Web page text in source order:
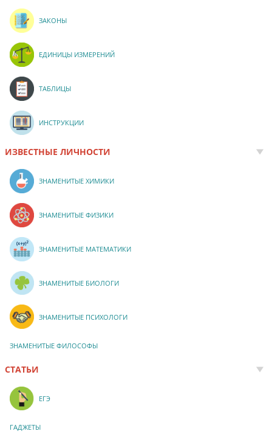
ЗАКОНЫ
ЕДИНИЦЫ ИЗМЕРЕНИЙ
ТАБЛИЦЫ
ИНСТРУКЦИИ
ИЗВЕСТНЫЕ ЛИЧНОСТИ
ЗНАМЕНИТЫЕ ХИМИКИ
ЗНАМЕНИТЫЕ ФИЗИКИ
ЗНАМЕНИТЫЕ МАТЕМАТИКИ
ЗНАМЕНИТЫЕ БИОЛОГИ
ЗНАМЕНИТЫЕ ПСИХОЛОГИ
ЗНАМЕНИТЫЕ ФИЛОСОФЫ
СТАТЬИ
ЕГЭ
ГАДЖЕТЫ